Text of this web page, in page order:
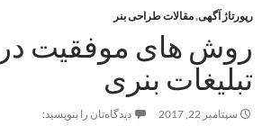
رپورتاژ آگهی,مقالات طراحی بنر
روش های موفقیت
تبلیغات بنری
سپتامبر 22, 2017 دیدگاه‌تان را بنویسید: